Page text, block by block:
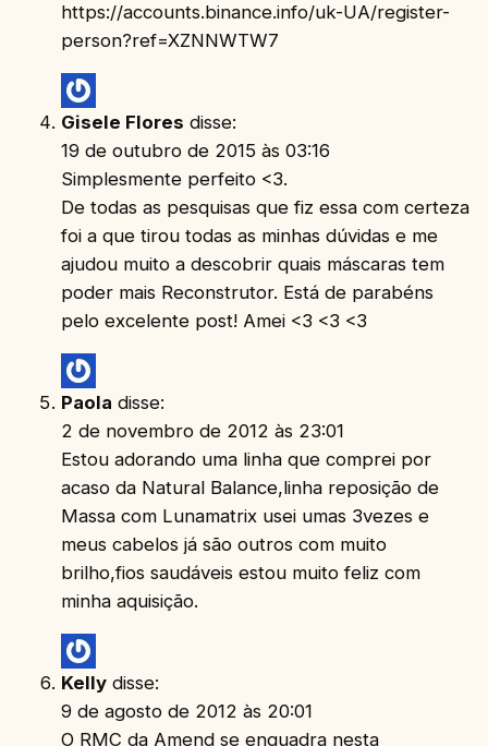
https://accounts.binance.info/uk-UA/register-
person?ref=XZNNWTW7
Gisele Flores disse:
19 de outubro de 2015 às 03:16
Simplesmente perfeito <3.
De todas as pesquisas que fiz essa com certeza
foi a que tirou todas as minhas dúvidas e me
ajudou muito a descobrir quais máscaras tem
poder mais Reconstrutor. Está de parabéns
pelo excelente post! Amei <3 <3 <3
Paola disse:
2 de novembro de 2012 às 23:01
Estou adorando uma linha que comprei por
acaso da Natural Balance,linha reposição de
Massa com Lunamatrix usei umas 3vezes e
meus cabelos já são outros com muito
brilho,fios saudáveis estou muito feliz com
minha aquisição.
Kelly disse:
9 de agosto de 2012 às 20:01
O RMC da Amend se enquadra nesta